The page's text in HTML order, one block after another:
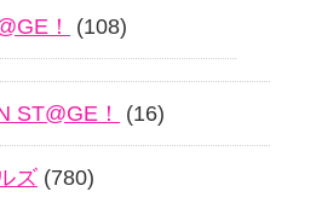
！ (108)
！ (16)
ズ (780)